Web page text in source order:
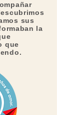
sus
la
que